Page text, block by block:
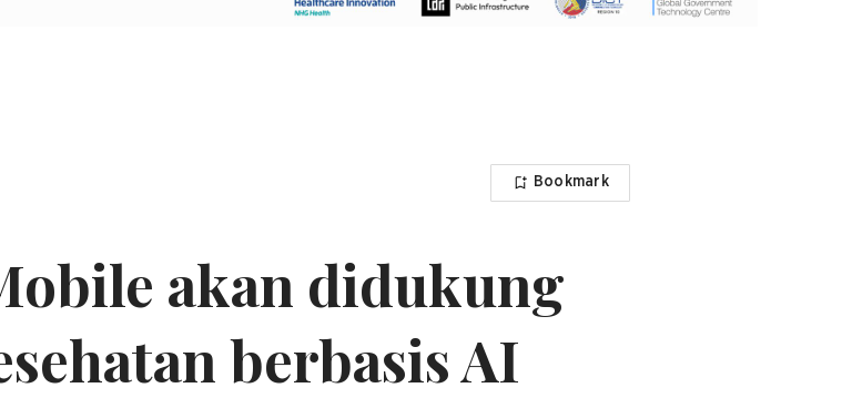
Bookmark
akan didukung
berbasis AI